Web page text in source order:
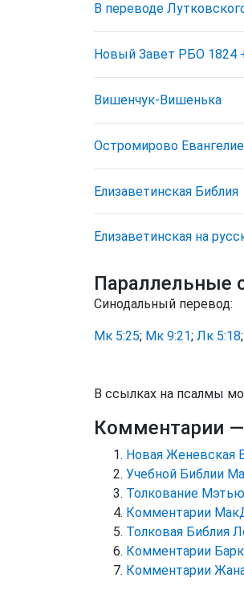
В переводе
Новый Завет РБО 1824
Вишенчук-Вишенька
Остромирово Евангелие
Елизаветинская Библия
Елизаветинская на
Параллельные
Синодальный перевод:
Мк 5:25; Мк 9:21; Лк 5:18;
В ссылках на псалмы
Комментарии
Новая Женевская
Учебной Библии
Толкование
Комментарии
Толковая Библия
Комментарии
Комментарии